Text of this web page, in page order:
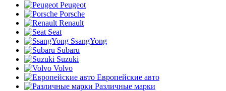
Peugeot
Porsche
Renault
Seat
SsangYong
Subaru
Suzuki
Volvo
Европейские авто
Различные марки